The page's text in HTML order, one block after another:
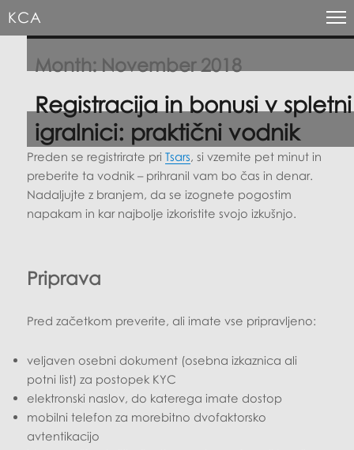
KCA
Month: November 2018
Registracija in bonusi v spletni
igralnici: praktični vodnik
Preden se registrirate priTsars, si vzemite pet minut in
preberite ta vodnik – prihranil vam bo čas in denar.
Nadaljujte z branjem, da se izognete pogostim
napakam in kar najbolje izkoristite svojo izkušnjo.
Priprava
Pred začetkom preverite, ali imate vse pripravljeno:
veljaven osebni dokument (osebna izkaznica ali
potni list) za postopek KYC
elektronski naslov, do katerega imate dostop
mobilni telefon za morebitno dvofaktorsko
avtentikacijo